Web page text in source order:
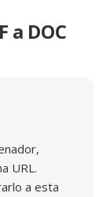
a DOC
URL.
a esta